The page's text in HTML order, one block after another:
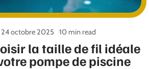
la taille de fil idéale
pompe de piscine
24 octobre 2025 10 min read